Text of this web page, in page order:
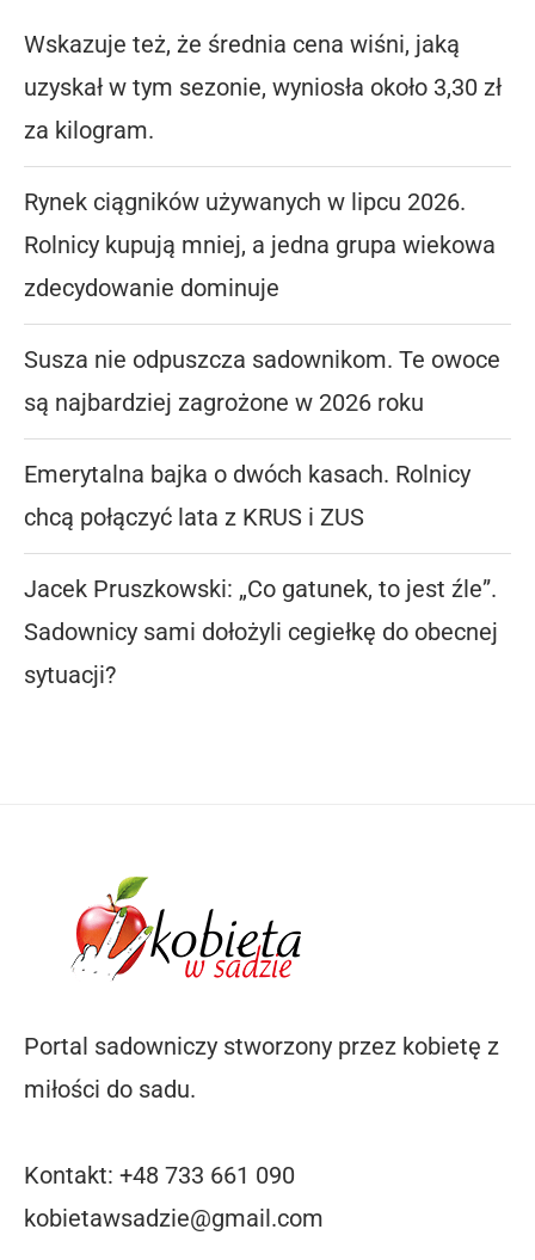
Wskazuje też, że średnia cena wiśni, jaką
uzyskał w tym sezonie, wyniosła około 3,30 zł
za kilogram.
Rynek ciągników używanych w lipcu 2026.
Rolnicy kupują mniej, a jedna grupa wiekowa
zdecydowanie dominuje
Susza nie odpuszcza sadownikom. Te owoce
są najbardziej zagrożone w 2026 roku
Emerytalna bajka o dwóch kasach. Rolnicy
chcą połączyć lata z KRUS i ZUS
Jacek Pruszkowski: „Co gatunek, to jest źle”.
Sadownicy sami dołożyli cegiełkę do obecnej
sytuacji?
Portal sadowniczy stworzony przez kobietę z
miłości do sadu.
Kontakt: +48 733 661 090
kobietawsadzie@gmail.com